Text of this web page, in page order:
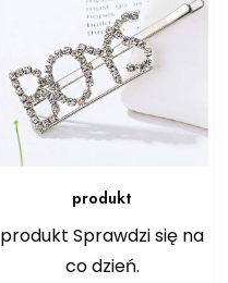
produkt
produkt Sprawdzi się na
co dzień.